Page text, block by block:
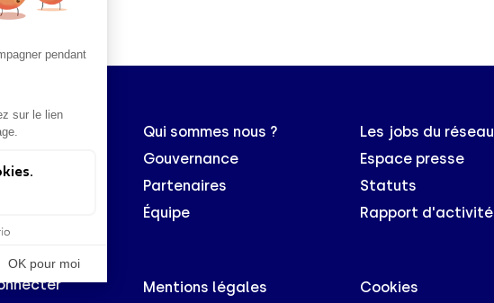
Qui sommes nous ?
Gouvernance
Partenaires
Équipe
Mentions légales
Les jobs du réseau
Espace presse
Statuts
Rapport d'activité
Cookies
pendant
sur le lien
OK pour moi
vos Options